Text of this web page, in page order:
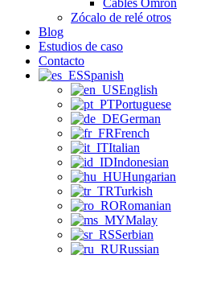
Cables Omron
Zócalo de relé otros
Blog
Estudios de caso
Contacto
Spanish
English
Portuguese
German
French
Italian
Indonesian
Hungarian
Turkish
Romanian
Malay
Serbian
Russian